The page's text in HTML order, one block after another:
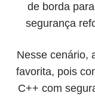
de borda
segurança
Nesse cenário,
favorita, pois
C++ com